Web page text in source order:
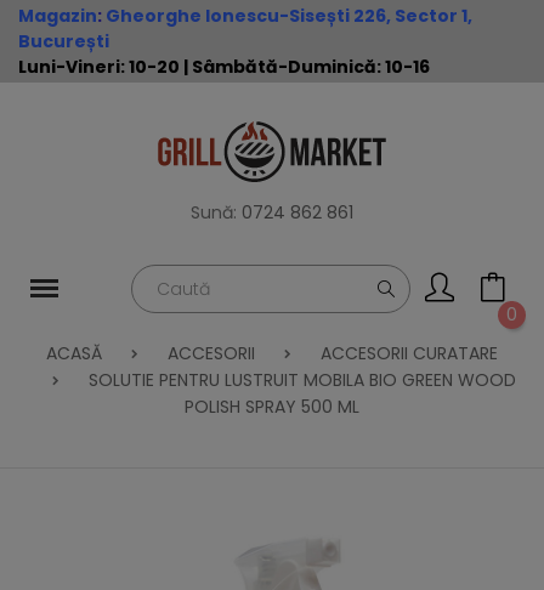
Magazin: Gheorghe Ionescu-Sisești 226, Sector 1,
București
Luni-Vineri: 10-20 | Sâmbătă-Duminică: 10-16
Sună: 0724 862 861
0
ACASĂ
ACCESORII
ACCESORII CURATARE
SOLUTIE PENTRU LUSTRUIT MOBILA BIO GREEN WOOD
POLISH SPRAY 500 ML